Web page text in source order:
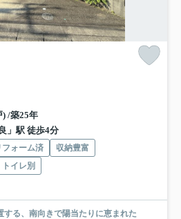
) /築25年
」駅 徒歩4分
フォーム済
収納豊富
イレ別
する、南向きで陽当たりに恵まれた